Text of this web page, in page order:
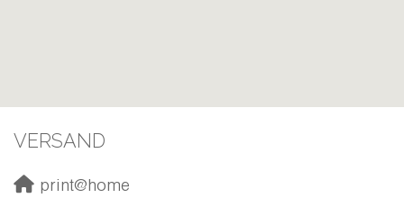
VERSAND
print@home